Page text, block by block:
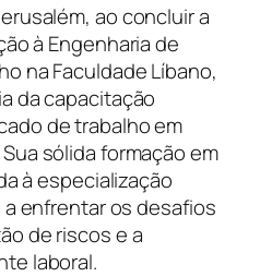
ao concluir a
à Engenharia de
na Faculdade Líbano,
da capacitação
de trabalho em
sólida formação em
à especialização
enfrentar os desafios
de riscos e a
laboral.